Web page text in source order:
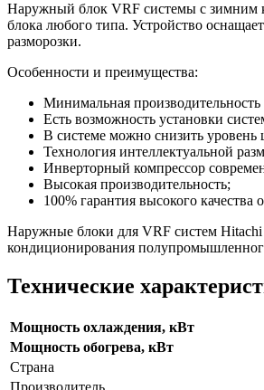
Наружный блок VRF системы с зимним
блока любого типа. Устройство
разморозки.
Особенности и преимущества:
Минимальная
Есть возможность установки
В системе можно снизить
Технология интеллектуальной
Инверторный компрессор
Высокая производительность;
100% гарантия высокого качества
Наружные блоки для VRF систем Hitachi
кондиционирования
Технические
Мощность охлаждения, кВт
Мощность обогрева, кВт
Страна
Производитель